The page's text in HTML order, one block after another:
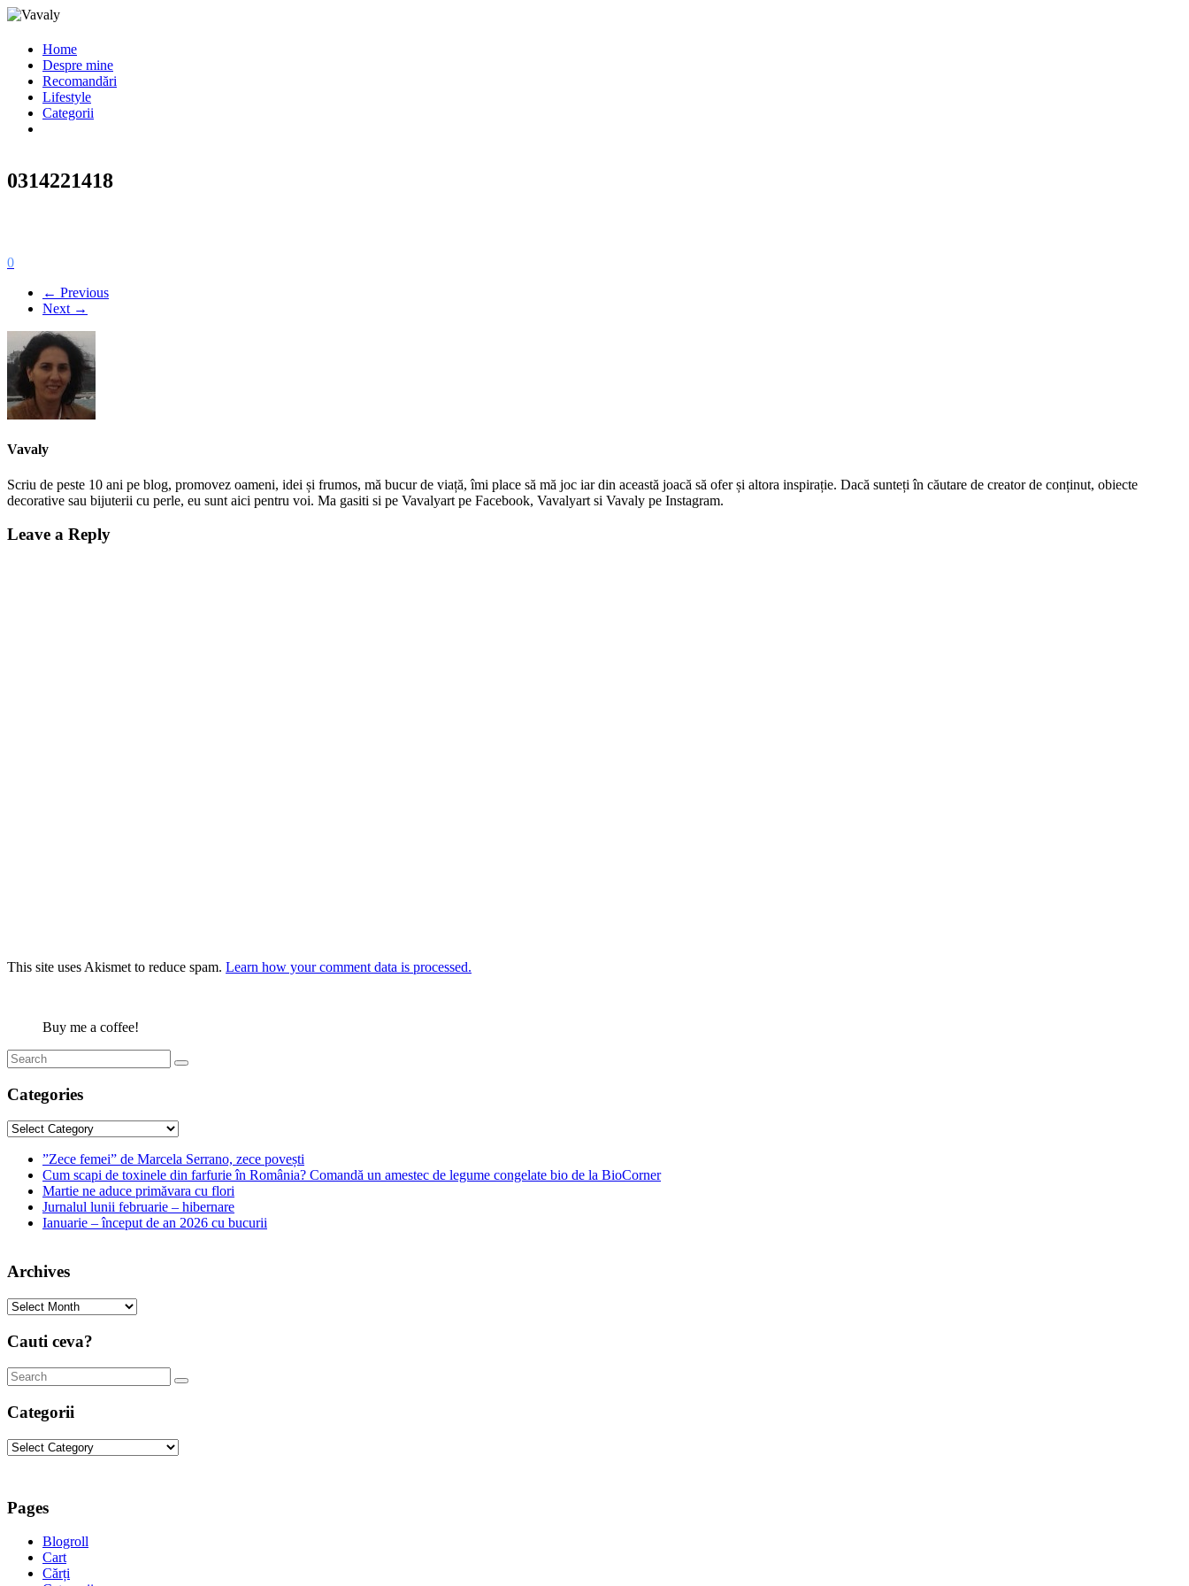
Home
Despre mine
Recomandări
Lifestyle
Categorii
0314221418
0
← Previous
Next →
Vavaly
Scriu de peste 10 ani pe blog, promovez oameni, idei și frumos, mă bucur de viață, îmi place să mă joc iar din această joacă să ofer și altora inspirație. Dacă sunteți în căutare de creator de conținut, obiecte
decorative sau bijuterii cu perle, eu sunt aici pentru voi. Ma gasiti si pe Vavalyart pe Facebook, Vavalyart si Vavaly pe Instagram.
Leave a Reply
This site uses Akismet to reduce spam. Learn how your comment data is processed.
Buy me a coffee!
Categories
Categories
”Zece femei” de Marcela Serrano, zece povești
Cum scapi de toxinele din farfurie în România? Comandă un amestec de legume congelate bio de la BioCorner
Martie ne aduce primăvara cu flori
Jurnalul lunii februarie – hibernare
Ianuarie – început de an 2026 cu bucurii
Archives
Archives
Cauti ceva?
Categorii
Categorii
Pages
Blogroll
Cart
Cărți